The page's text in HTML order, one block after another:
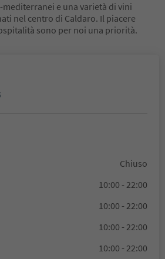
e una varietà di vini
nel centro di Caldaro. Il piacere
sono per noi una priorità.
Chiuso
10:00 - 22:00
10:00 - 22:00
10:00 - 22:00
10:00 - 22:00